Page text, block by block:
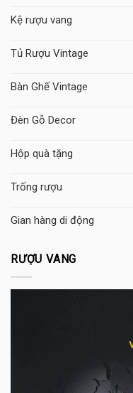
Kệ rượu vang
Tủ Rượu Vintage
Bàn Ghế Vintage
Đèn Gỗ Decor
Hộp quà tặng
Trống rượu
Gian hàng di động
RƯỢU VANG